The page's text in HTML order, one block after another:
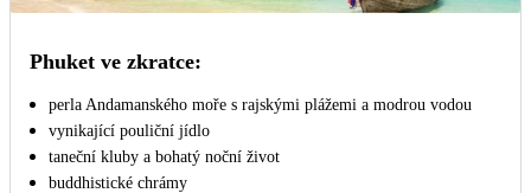
Phuket ve zkratce:
perla Andamanského moře s rajskými plážemi a modrou vodou
vynikající pouliční jídlo
taneční kluby a bohatý noční život
buddhistické chrámy